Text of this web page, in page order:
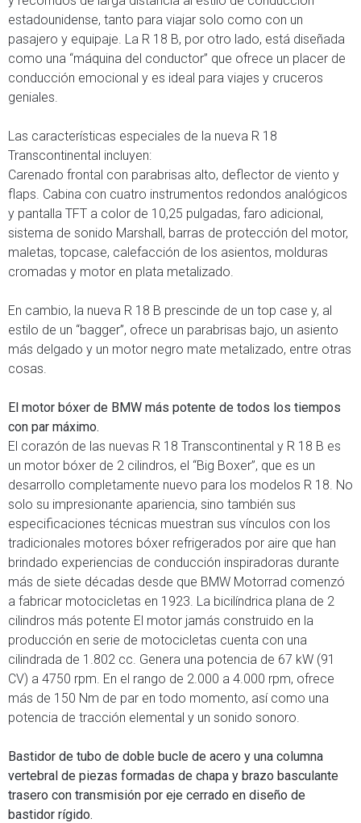
estadounidense, tanto para viajar solo como con un
pasajero y equipaje. La R 18 B, por otro lado, está diseñada
como una “máquina del conductor” que ofrece un placer de
conducción emocional y es ideal para viajes y cruceros
geniales.
Las características especiales de la nueva R 18
Transcontinental incluyen:
Carenado frontal con parabrisas alto, deflector de viento y
flaps. Cabina con cuatro instrumentos redondos analógicos
y pantalla TFT a color de 10,25 pulgadas, faro adicional,
sistema de sonido Marshall, barras de protección del motor,
maletas, topcase, calefacción de los asientos, molduras
cromadas y motor en plata metalizado.
En cambio, la nueva R 18 B prescinde de un top case y, al
estilo de un “bagger”, ofrece un parabrisas bajo, un asiento
más delgado y un motor negro mate metalizado, entre otras
cosas.
El motor bóxer de BMW más potente de todos los tiempos
con par máximo.
El corazón de las nuevas R 18 Transcontinental y R 18 B es
un motor bóxer de 2 cilindros, el “Big Boxer”, que es un
desarrollo completamente nuevo para los modelos R 18. No
solo su impresionante apariencia, sino también sus
especificaciones técnicas muestran sus vínculos con los
tradicionales motores bóxer refrigerados por aire que han
brindado experiencias de conducción inspiradoras durante
más de siete décadas desde que BMW Motorrad comenzó
a fabricar motocicletas en 1923. La bicilíndrica plana de 2
cilindros más potente El motor jamás construido en la
producción en serie de motocicletas cuenta con una
cilindrada de 1.802 cc. Genera una potencia de 67 kW (91
CV) a 4750 rpm. En el rango de 2.000 a 4.000 rpm, ofrece
más de 150 Nm de par en todo momento, así como una
potencia de tracción elemental y un sonido sonoro.
Bastidor de tubo de doble bucle de acero y una columna
vertebral de piezas formadas de chapa y brazo basculante
trasero con transmisión por eje cerrado en diseño de
bastidor rígido.